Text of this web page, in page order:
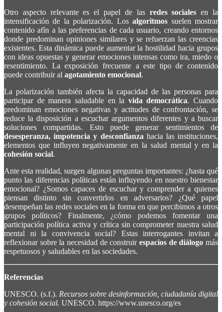
Otro aspecto relevante es el papel de las redes sociales en la
intensificación de la polarización. Losalgoritmos suelen mostrar
contenido afín a las preferencias de cada usuario, creando entornos
donde predominan opiniones similares y se refuerzan las creencias
existentes. Esta dinámica puede aumentar la hostilidad hacia grupos
con ideas opuestas y generar emociones intensas como ira, miedo o
resentimiento. La exposición frecuente a este tipo de contenido
puede contribuir al agotamiento emocional.
La polarización también afecta la capacidad de las personas para
participar de manera saludable en la vida democrática. Cuando
predominan emociones negativas y actitudes de confrontación, se
reduce la disposición a escuchar argumentos diferentes y a buscar
soluciones compartidas. Esto puede generar sentimientos de
desesperanza, impotencia y desconfianza hacia las instituciones,
elementos que influyen negativamente en la salud mental y en la
cohesión social.
Ante esta realidad, surgen algunas preguntas importantes: ¿hasta qué
punto las diferencias políticas están influyendo en nuestro bienestar
emocional? ¿Somos capaces de escuchar y comprender a quienes
piensan distinto sin convertirlos en adversarios? ¿Qué papel
desempeñan las redes sociales en la forma en que percibimos a otros
grupos políticos? Finalmente, ¿cómo podemos fomentar una
participación política activa y crítica sin comprometer nuestra salud
mental ni la convivencia social? Estas interrogantes invitan a
reflexionar sobre la necesidad de construir espacios de diálogo más
respetuosos y saludables en las sociedades.
Referencias
UNESCO. (s.f.). Recursos sobre desinformación, ciudadanía digital
y cohesión social. UNESCO. https://www.unesco.org/es